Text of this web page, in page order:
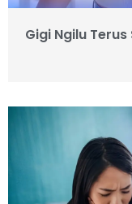
Gigi Ngilu